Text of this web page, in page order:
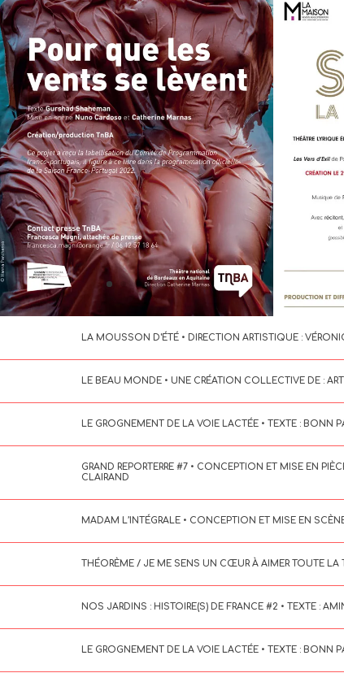
LA MOUSSON D'ÉTÉ • DIRECTION ARTISTIQUE :
LE BEAU MONDE • UNE CRÉATION COLLECTIVE DE :
LE GROGNEMENT DE LA VOIE LACTÉE • TEXTE : BONN
GRAND REPORTERRE #7 • CONCEPTION ET MISE EN
CLAIRAND
MADAM L’INTÉGRALE • CONCEPTION ET MISE EN
THÉORÈME / JE ME SENS UN CŒUR À AIMER TOUTE LA
NOS JARDINS : HISTOIRE(S) DE FRANCE #2 • TEXTE :
LE GROGNEMENT DE LA VOIE LACTÉE • TEXTE : BONN